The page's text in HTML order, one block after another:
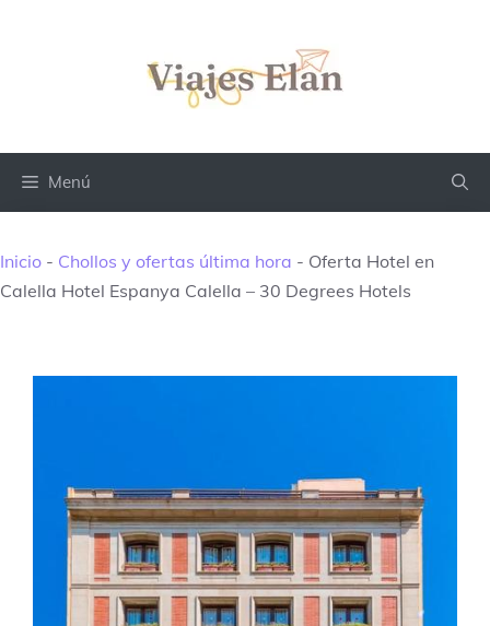
Menú
Inicio - Chollos y ofertas última hora - Oferta Hotel en
Calella Hotel Espanya Calella – 30 Degrees Hotels